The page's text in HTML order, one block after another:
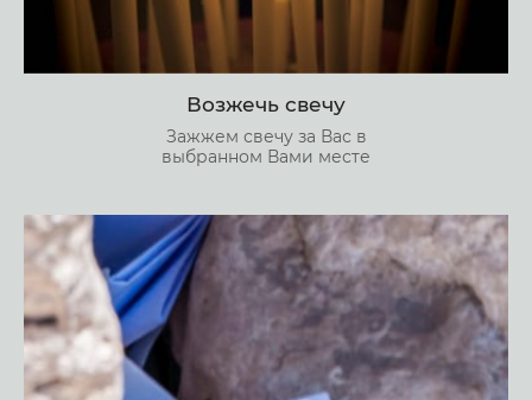
Возжечь свечу
Зажжем свечу за Вас в
выбранном Вами месте